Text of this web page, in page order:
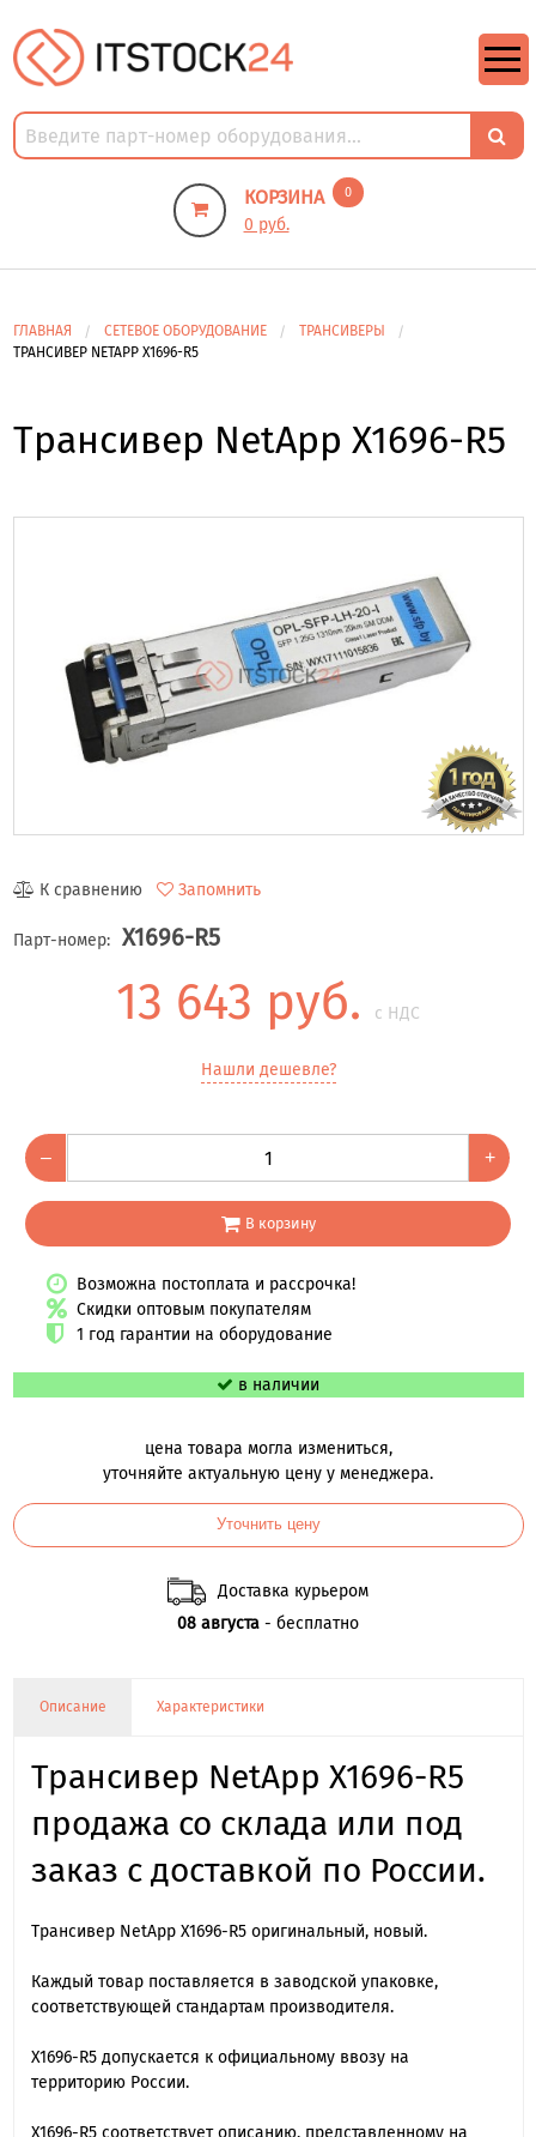
КОРЗИНА 0
0 руб.
ГЛАВНАЯ СЕТЕВОЕ ОБОРУДОВАНИЕ
ТРАНСИВЕРЫ
ТРАНСИВЕР NETAPP X1696-R5
Трансивер NetApp X1696-R5
К сравнению Запомнить
Парт-номер: X1696-R5
13 643 руб. с НДС
Нашли дешевле?
– +
В корзину
Возможна постоплата и рассрочка!
Скидки оптовым покупателям
1 год гарантии на оборудование
в наличии
цена товара могла измениться,
уточняйте актуальную цену у менеджера.
Уточнить цену
Доставка курьером
08 августа - бесплатно
Описание Характеристики
Трансивер NetApp X1696-R5
продажа со склада или под
заказ с доставкой по России.
Трансивер NetApp X1696-R5 оригинальный, новый.
Каждый товар поставляется в заводской упаковке,
соответствующей стандартам производителя.
X1696-R5 допускается к официальному ввозу на
территорию России.
X1696-R5 cоответствует описанию, представленному на